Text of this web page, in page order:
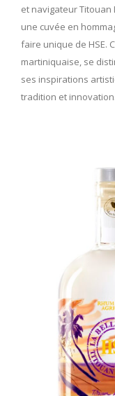
et navigateur
une cuvée en
faire unique de HSE.
martiniquaise, se
ses inspirations
tradition et innovation.